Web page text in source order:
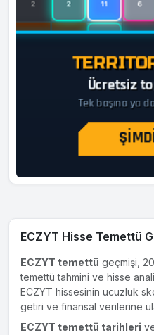
ECZYT Hisse Temettü
ECZYT temettü geçmişi,
temettü tahmini ve hisse
ECZYT hissesinin ucuzluk
getiri ve finansal verilerine
ECZYT temettü tarihleri